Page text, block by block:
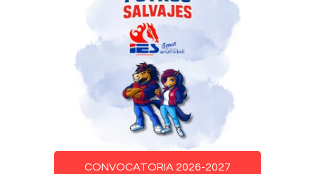
CONVOCATORIA 2026-2027